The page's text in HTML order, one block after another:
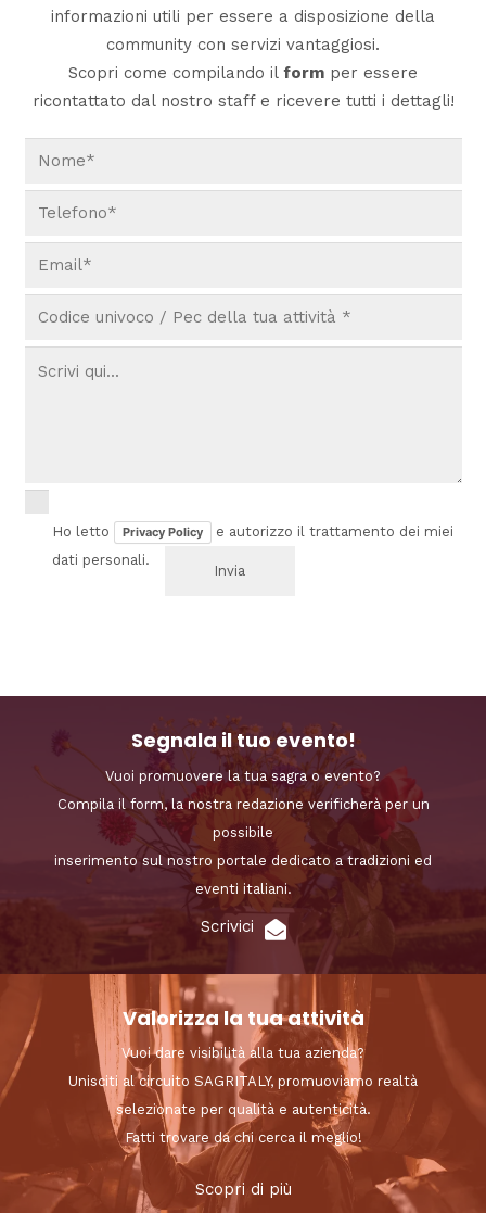
informazioni utili per essere a disposizione della
community con servizi vantaggiosi.
Scopri come compilando il form per essere
ricontattato dal nostro staff e ricevere tutti i dettagli!
Ho letto Privacy Policy
e autorizzo il trattamento dei miei
dati personali.
Segnala il tuo evento!
Vuoi promuovere la tua sagra o evento?
Compila il form, la nostra redazione verificherà per un
possibile
inserimento sul nostro portale dedicato a tradizioni ed
eventi italiani.
Scrivici
Valorizza la tua attività
Vuoi dare visibilità alla tua azienda?
Unisciti al circuito SAGRITALY, promuoviamo realtà
selezionate per qualità e autenticità.
Fatti trovare da chi cerca il meglio!
Scopri di più